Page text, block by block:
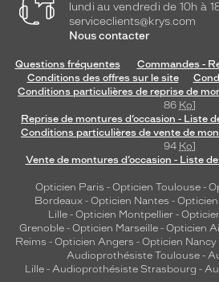
lundi au vendredi de 10h à
serviceclients@krys.com
Nous contacter
Questions fréquentes
Commandes -
Conditions des offres sur le site
Conditions particulières de reprise de
86 Ko]
Reprise de montures d’occasion - Liste
Conditions particulières de vente de
94 Ko]
Vente de montures d’occasion - Liste
Opticien Paris - Opticien Toulouse-
Bordeaux- Opticien Nantes -
Lille - Opticien Montpellier -
Grenoble - Opticien Marseille - Opticien
Reims - Opticien Angers - Opticien Nancy
Audioprothésiste Toulouse-
Lille- Audioprothésiste Strasbourg -